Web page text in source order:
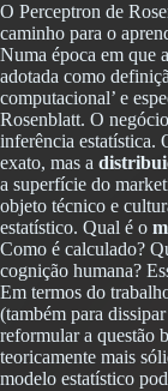
O Perceptron de
caminho para o
Numa época em que
adotada como
computacional’ e
Rosenblatt. O
inferência estatística.
exato, mas a
a superfície do
objeto técnico e
estatístico. Qual é o
Como é calculado?
cognição humana?
Em termos do
(também para
reformular a questão
teoricamente mais
modelo estatístico